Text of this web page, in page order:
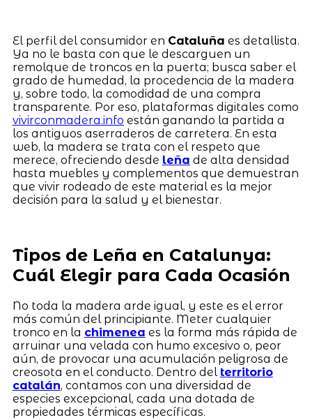
El perfil del consumidor en Cataluña es detallista.
Ya no le basta con que le descarguen un
remolque de troncos en la puerta; busca saber el
grado de humedad, la procedencia de la madera
y, sobre todo, la comodidad de una compra
transparente. Por eso, plataformas digitales como
vivirconmadera.info están ganando la partida a
los antiguos aserraderos de carretera. En esta
web, la madera se trata con el respeto que
merece, ofreciendo desde leña de alta densidad
hasta muebles y complementos que demuestran
que vivir rodeado de este material es la mejor
decisión para la salud y el bienestar.
Tipos de Leña en Catalunya:
Cuál Elegir para Cada Ocasión
No toda la madera arde igual, y este es el error
más común del principiante. Meter cualquier
tronco en la chimenea es la forma más rápida de
arruinar una velada con humo excesivo o, peor
aún, de provocar una acumulación peligrosa de
creosota en el conducto. Dentro del territorio
catalán, contamos con una diversidad de
especies excepcional, cada una dotada de
propiedades térmicas específicas.